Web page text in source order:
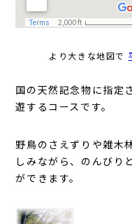
より大きな地図で
国の天然記念物に指定
遊するコースです。
野鳥のさえずりや雑木
しみながら、のんびり
ができます。